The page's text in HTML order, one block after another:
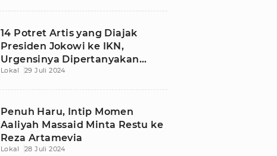
14 Potret Artis yang Diajak
Presiden Jokowi ke IKN,
Urgensinya Dipertanyakan
Warganet!
Lokal 29 Juli 2024
Penuh Haru, Intip Momen
Aaliyah Massaid Minta Restu ke
Reza Artamevia
Lokal 28 Juli 2024